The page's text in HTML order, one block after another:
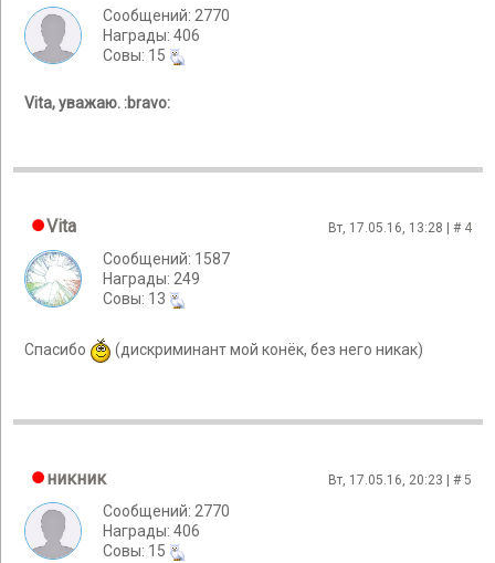
Сообщений: 2770
Награды: 406
Cовы: 15
Vita, уважаю. :bravo:
Vita Вт, 17.05.16, 13:28 | # 4
Сообщений: 1587
Награды: 249
Cовы: 13
Спасибо (дискриминант мой конёк, без него никак)
никник Вт, 17.05.16, 20:23 | #5
Сообщений: 2770
Награды: 406
Cовы: 15